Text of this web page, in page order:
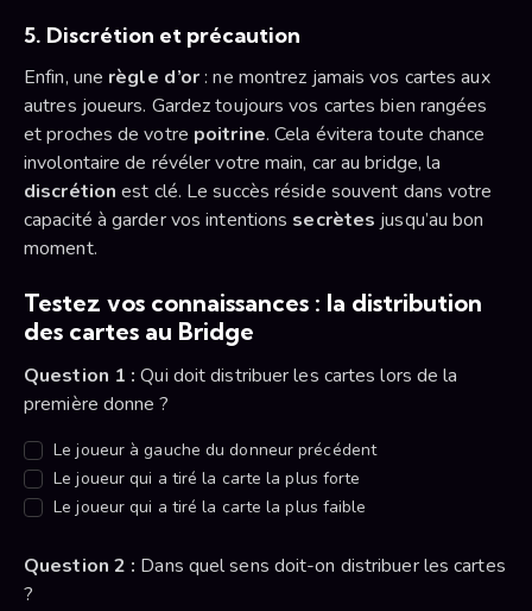
5. Discrétion et précaution
Enfin, une règle d’or: ne montrez jamais vos cartes aux
autres joueurs. Gardez toujours vos cartes bien rangées
et proches de votre poitrine. Cela évitera toute chance
involontaire de révéler votre main, car au bridge, la
discrétion est clé. Le succès réside souvent dans votre
capacité à garder vos intentions secrètes jusqu’au bon
moment.
Testez vos connaissances : la distribution
des cartes au Bridge
Question 1 : Qui doit distribuer les cartes lors de la
première donne ?
Le joueur à gauche du donneur précédent
Le joueur qui a tiré la carte la plus forte
Le joueur qui a tiré la carte la plus faible
Question 2 : Dans quel sens doit-on distribuer les cartes
?